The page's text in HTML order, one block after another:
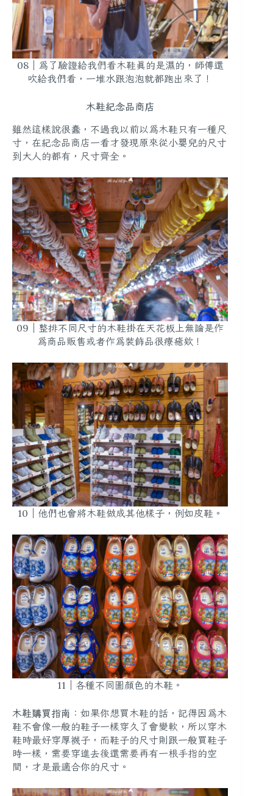
08｜為了驗證給我們看木鞋真的是濕的，師傅還
吹給我們看，一堆水跟泡泡就都跑出來了！
木鞋紀念品商店
雖然這樣說很蠢，不過我以前以為木鞋只有一種尺
寸，在紀念品商店一看才發現原來從小嬰兒的尺寸
到大人的都有，尺寸齊全。
09｜整排不同尺寸的木鞋掛在天花板上無論是作
為商品販售或者作為裝飾品很療癒欸！
10｜他們也會將木鞋做成其他樣子，例如皮鞋。
11｜各種不同圖顏色的木鞋。
木鞋購買指南 ：如果你想買木鞋的話，記得因為木
鞋不會像一般的鞋子一樣穿久了會變軟，所以穿木
鞋時最好穿厚襪子，而鞋子的尺寸則跟一般買鞋子
時一樣，需要穿進去後還需要再有一根手指的空
間，才是最適合你的尺寸。